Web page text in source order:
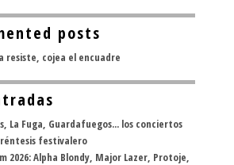
posts
resiste, cojea el encuadre
La Fuga, Guardafuegos... los conciertos
festivalero
2026: Alpha Blondy, Major Lazer, Protoje,